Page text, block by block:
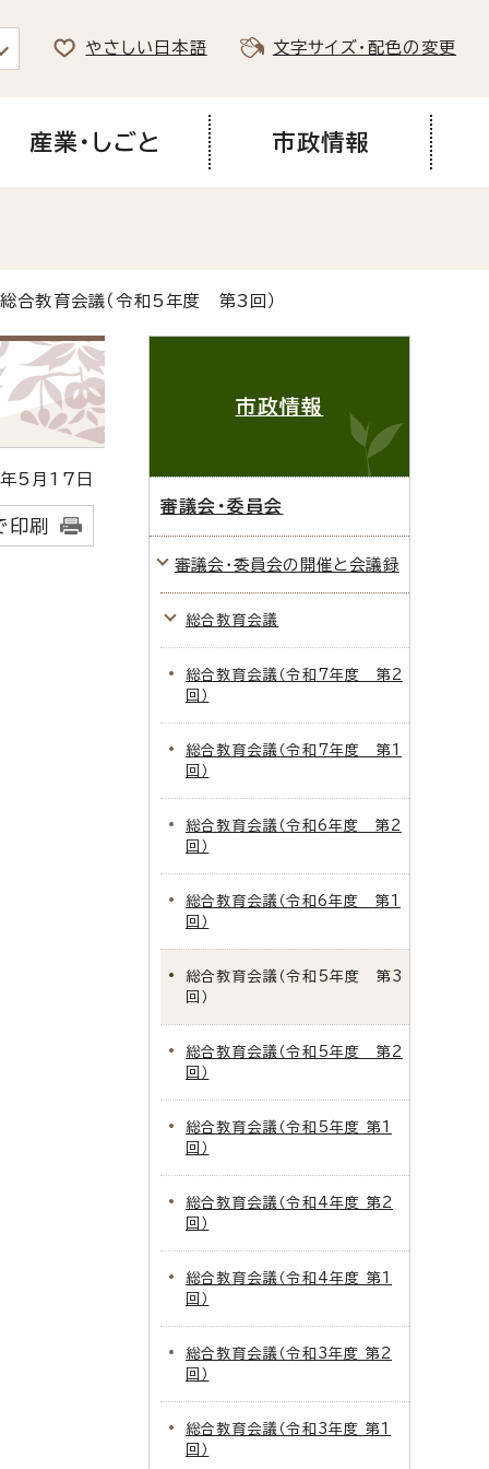
やさしい日本語 文字サイズ・配色の変更
産業・しごと 市政情報
合教育会議（令和5年度 第3回）
5月17日
印刷
市政情報
審議会・委員会
審議会・委員会の開催と会議録
総合教育会議
総合教育会議（令和7年度 第2
回）
総合教育会議（令和7年度 第1
回）
総合教育会議（令和6年度 第2
回）
総合教育会議（令和6年度 第1
回）
総合教育会議（令和5年度 第3
回）
総合教育会議（令和5年度 第2
回）
総合教育会議（令和5年度 第1
回）
総合教育会議（令和4年度 第2
回）
総合教育会議（令和4年度 第1
回）
総合教育会議（令和3年度 第2
回）
総合教育会議（令和3年度 第1
回）